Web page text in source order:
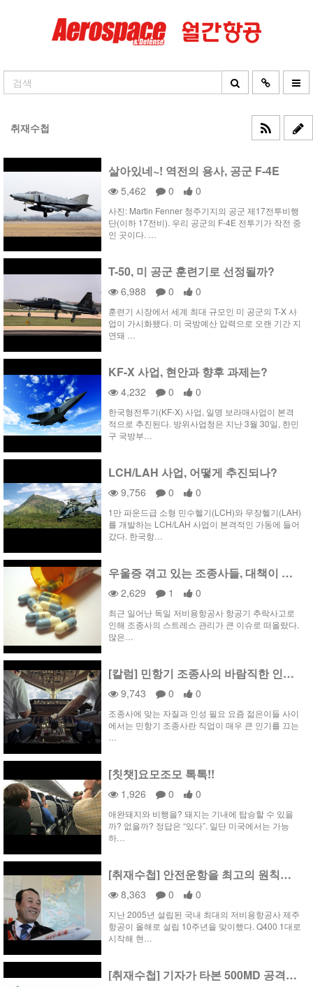
취재수첩
살아있네~! 역전의 용사, 공군 F-4E
5,462 0 0
사진: Martin Fenner 청주기지의 공군 제17전투비행
단(이하 17전비). 우리 공군의 F-4E 전투기가 작전 중
인 곳이다. …
T-50, 미 공군 훈련기로 선정될까?
6,988 0 0
훈련기 시장에서 세계 최대 규모인 미 공군의 T-X 사
업이 가시화됐다. 미 국방예산 압력으로 오랜 기간 지
연돼 …
KF-X 사업, 현안과 향후 과제는?
4,232 0 0
한국형전투기(KF-X) 사업, 일명 보라매사업이 본격
적으로 추진된다. 방위사업청은 지난 3월 30일, 한민
구 국방부…
LCH/LAH 사업, 어떻게 추진되나?
9,756 0 0
1만 파운드급 소형 민수헬기(LCH)와 무장헬기(LAH)
를 개발하는 LCH/LAH 사업이 본격적인 가동에 들어
갔다. 한국항…
우울증 겪고 있는 조종사들, 대책이 시급하다
2,629 1 0
최근 일어난 독일 저비용항공사 항공기 추락사고로
인해 조종사의 스트레스 관리가 큰 이슈로 떠올랐다.
많은…
[칼럼] 민항기 조종사의 바람직한 인성에 대하여
9,743 0 0
조종사에 맞는 자질과 인성 필요 요즘 젊은이들 사이
에서는 민항기 조종사란 직업이 매우 큰 인기를 끄는
[칫챗]요모조모 톡톡!!
1,926 0 0
애완돼지와 비행을? 돼지는 기내에 탑승할 수 있을
까? 없을까? 정답은 “있다”. 일단 미국에서는 가능
하…
[취재수첩] 안전운항을 최고의 원칙으로 -제주항공 전영조 운항본부장 인터뷰
8,363 0 0
지난 2005년 설립된 국내 최대의 저비용항공사 제주
항공이 올해로 설립 10주년을 맞이했다. Q400 1대로
시작해 현…
[취재수첩] 기자가 타본 500MD 공격헬기